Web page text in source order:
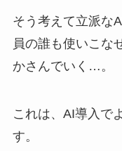
そう考えて立派な
員の誰も使いこな
かさんでいく…。
これは、AI導入で
す。